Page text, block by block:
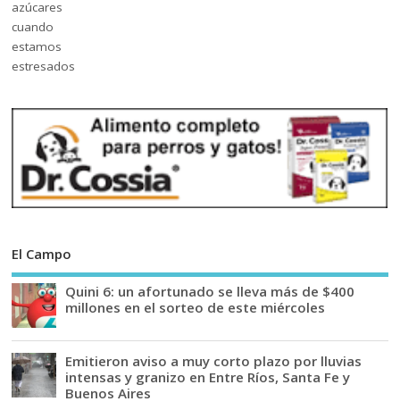
El Campo
Quini 6: un afortunado se lleva más de $400
millones en el sorteo de este miércoles
Emitieron aviso a muy corto plazo por lluvias
intensas y granizo en Entre Ríos, Santa Fe y
Buenos Aires